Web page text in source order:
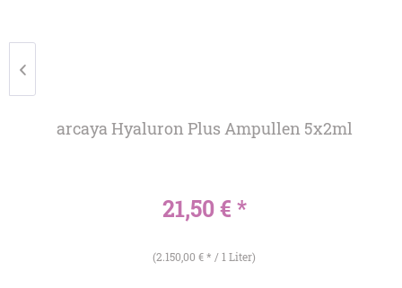
arcaya Hyaluron Plus Ampullen 5x2ml
21,50 € *
(2.150,00 € * / 1 Liter)